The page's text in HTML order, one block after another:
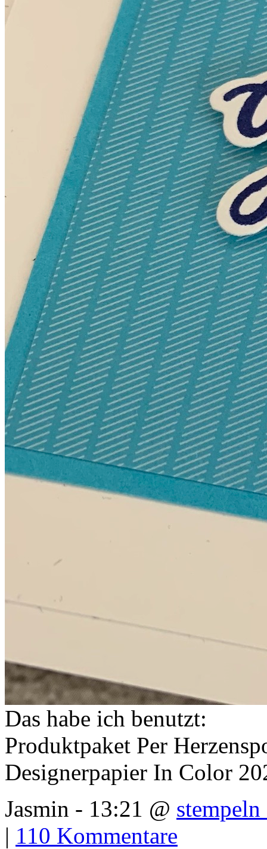
Das habe ich benutzt:
Produktpaket Per
Designerpapier In Color
Jasmin - 13:21 @
| 110 Kommentare